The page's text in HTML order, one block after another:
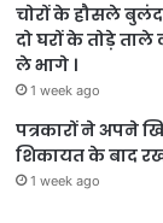
चोरों के हौसले बुलंद
दो घरों के तोड़े
ले भागे ।
1 week ago
पत्रकारों ने अपने
शिकायत के बाद
1 week ago